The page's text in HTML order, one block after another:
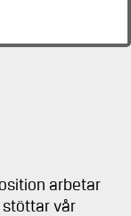
arbetar
stöttar vår